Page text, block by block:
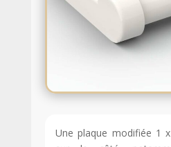
Une plaque modifiée 1